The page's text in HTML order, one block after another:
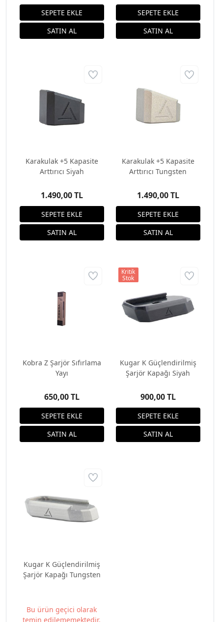
Karakulak +5 Kapasite
Arttırıcı Siyah
1.490,00 TL
Karakulak +5 Kapasite
Arttırıcı Tungsten
1.490,00 TL
Kobra Z Şarjör Sıfırlama
Yayı
650,00 TL
Kugar K Güçlendirilmiş
Şarjör Kapağı Siyah
900,00 TL
Kritik
Stok
Kugar K Güçlendirilmiş
Şarjör Kapağı Tungsten
Bu ürün geçici olarak
temin edilememektedir.